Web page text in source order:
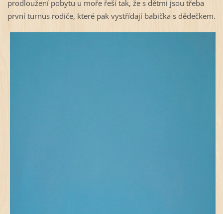
prodloužení pobytu u moře řeší tak, že s dětmi jsou třeba
první turnus rodiče, které pak vystřídají babička s dědečkem.